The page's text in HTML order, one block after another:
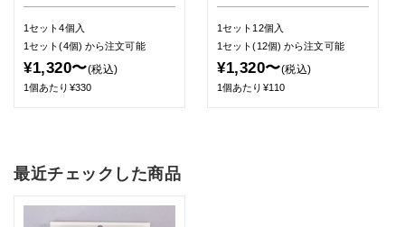
1セット4個入
1セット(4個) から注文可能
¥1,320〜(税込)
1個あたり¥330
1セット12個入
1セット(12個)から注文可能
¥1,320〜(税込)
1個あたり¥110
最近チェックした商品